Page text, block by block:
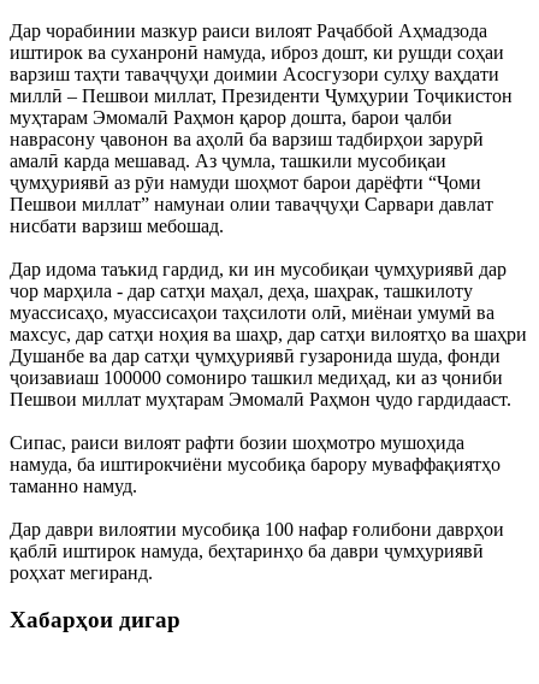
Дар чорабинии мазкур раиси вилоят Раҷаббой Аҳмадзода
иштирок ва суханронӣ намуда, иброз дошт, ки рушди соҳаи
варзиш таҳти таваҷҷуҳи доимии Асосгузори сулҳу ваҳдати
миллӣ – Пешвои миллат, Президенти Ҷумҳурии Тоҷикистон
муҳтарам Эмомалӣ Раҳмон қарор дошта, барои ҷалби
наврасону ҷавонон ва аҳолӣ ба варзиш тадбирҳои зарурӣ
амалӣ карда мешавад. Аз ҷумла, ташкили мусобиқаи
ҷумҳуриявӣ аз рӯи намуди шоҳмот барои дарёфти “Ҷоми
Пешвои миллат” намунаи олии таваҷҷуҳи Сарвари давлат
нисбати варзиш мебошад.
Дар идома таъкид гардид, ки ин мусобиқаи ҷумҳуриявӣ дар
чор марҳила - дар сатҳи маҳал, деҳа, шаҳрак, ташкилоту
муассисаҳо, муассисаҳои таҳсилоти олӣ, миёнаи умумӣ ва
махсус, дар сатҳи ноҳия ва шаҳр, дар сатҳи вилоятҳо ва шаҳри
Душанбе ва дар сатҳи ҷумҳуриявӣ гузаронида шуда, фонди
ҷоизавиаш 100000 сомониро ташкил медиҳад, ки аз ҷониби
Пешвои миллат муҳтарам Эмомалӣ Раҳмон ҷудо гардидааст.
Сипас, раиси вилоят рафти бозии шоҳмотро мушоҳида
намуда, ба иштирокчиёни мусобиқа барору муваффақиятҳо
таманно намуд.
Дар даври вилоятии мусобиқа 100 нафар ғолибони даврҳои
қаблӣ иштирок намуда, беҳтаринҳо ба даври ҷумҳуриявӣ
роҳхат мегиранд.
Хабарҳои дигар